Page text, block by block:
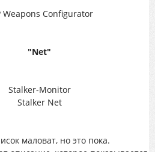
Weapons Configurator
"Net"
Stalker-Monitor
Stalker Net
маловат, но это пока.